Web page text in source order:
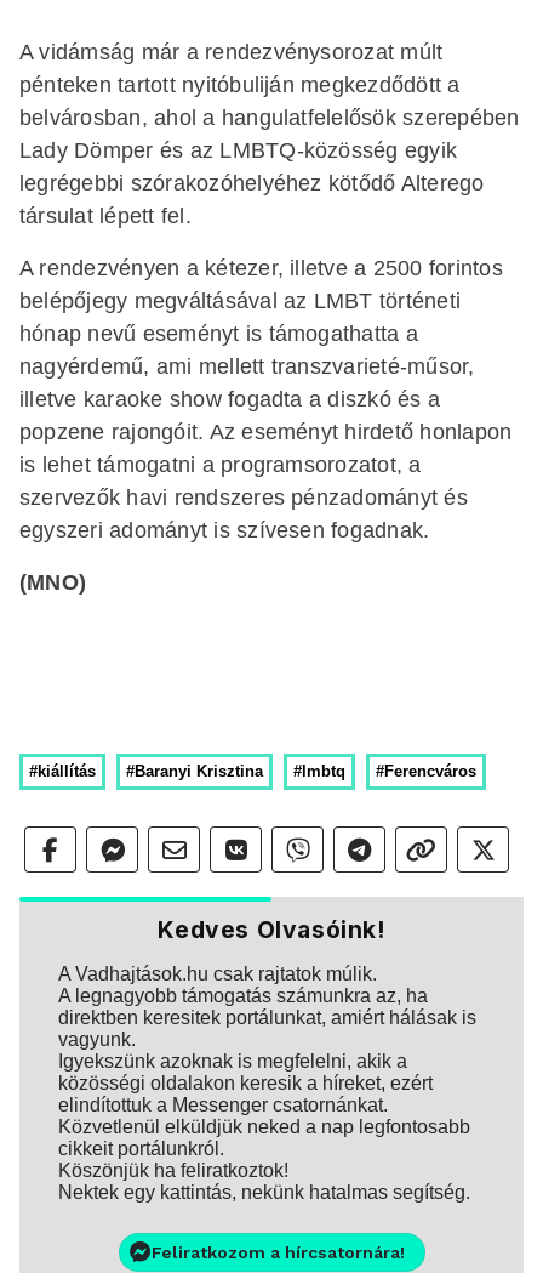
A vidámság már a rendezvénysorozat múlt
pénteken tartott nyitóbuliján megkezdődött a
belvárosban, ahol a hangulatfelelősök szerepében
Lady Dömper és az LMBTQ-közösség egyik
legrégebbi szórakozóhelyéhez kötődő Alterego
társulat lépett fel.
A rendezvényen a kétezer, illetve a 2500 forintos
belépőjegy megváltásával az LMBT történeti
hónap nevű eseményt is támogathatta a
nagyérdemű, ami mellett transzvarieté-műsor,
illetve ­karaoke show fogadta a diszkó és a
popzene rajongóit. Az eseményt hirdető honlapon
is lehet támogatni a programsorozatot, a
szervezők havi rendszeres pénzadományt és
egyszeri adományt is szívesen fogadnak.
(MNO)
#kiállítás #Baranyi Krisztina #lmbtq #Ferencváros
Kedves Olvasóink!
A Vadhajtások.hu csak rajtatok múlik.
A legnagyobb támogatás számunkra az, ha
direktben keresitek portálunkat, amiért hálásak is
vagyunk.
Igyekszünk azoknak is megfelelni, akik a
közösségi oldalakon keresik a híreket, ezért
elindítottuk a Messenger csatornánkat.
Közvetlenül elküldjük neked a nap legfontosabb
cikkeit portálunkról.
Köszönjük ha feliratkoztok!
Nektek egy kattintás, nekünk hatalmas segítség.
Feliratkozom a hírcsatornára!